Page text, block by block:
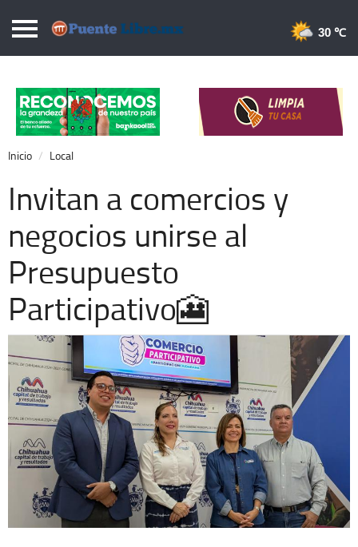
Puentelibre.mx
Local
Nacional
Opinión
Cronos
Economía
Espectáculos
Extra +
30 ℃
Inicio Local
Invitan a comercios y
negocios unirse al
Presupuesto
Participativo🎦